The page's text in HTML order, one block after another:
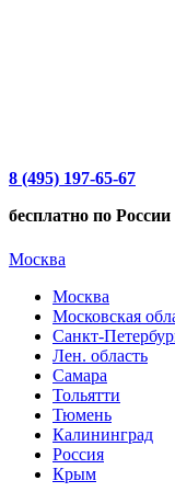
8 (495) 197-65-67
бесплатно по России
Москва
Москва
Московская
Санкт-
Лен. область
Самара
Тольятти
Тюмень
Калининград
Россия
Крым